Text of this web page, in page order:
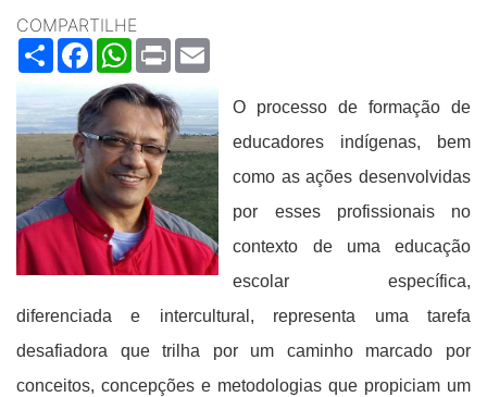
COMPARTILHE
ShareFacebookWhatsApp
Print
O processo de formação de
educadores indígenas, bem
como as ações desenvolvidas
por esses profissionais no
contexto de uma educação
escolar específica,
diferenciada e intercultural, representa uma tarefa
desafiadora que trilha por um caminho marcado por
conceitos, concepções e metodologias que propiciam um